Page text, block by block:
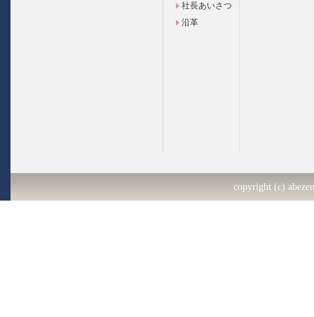
社長あいさつ
沿革
copyright (c)